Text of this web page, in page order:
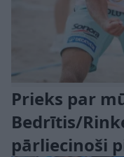
Prieks par
Bedrītis/
pārliecinoši